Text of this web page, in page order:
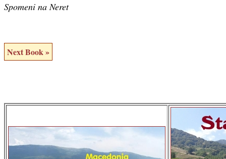
Spomeni na Neret
Next Book »